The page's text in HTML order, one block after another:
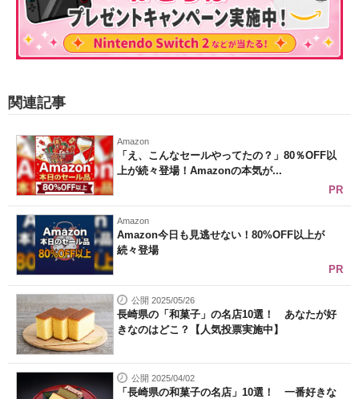
関連記事
Amazon
「え、こんなセールやってたの？」80％OFF以
上が続々登場！Amazonの本気が...
PR
Amazon
Amazon今日も見逃せない！80%OFF以上が
続々登場
PR
公開 2025/05/26
長崎県の「和菓子」の名店10選！ あなたが好
きなのはどこ？【人気投票実施中】
公開 2025/04/02
「長崎県の和菓子の名店」10選！ 一番好きな